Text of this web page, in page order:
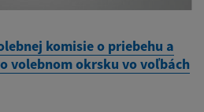
komisie o priebehu a
volebnom okrsku vo voľbách